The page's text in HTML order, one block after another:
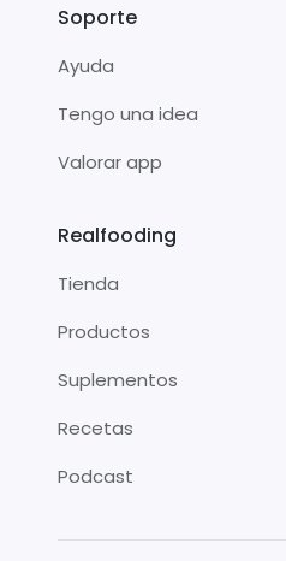
Soporte
Ayuda
Tengo una idea
Valorar app
Realfooding
Tienda
Productos
Suplementos
Recetas
Podcast